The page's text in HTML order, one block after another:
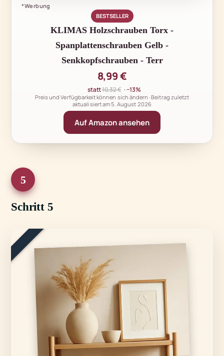
*Werbung
BESTSELLER
KLIMAS Holzschrauben Torx -
Spanplattenschrauben Gelb -
Senkkopfschrauben - Terr
8,99 €
statt10,32 € · −13%
Preis und Verfügbarkeit können sich ändern · Beitrag zuletzt
aktualisiert am 5. August 2026
Auf Amazon ansehen
5
Schritt 5